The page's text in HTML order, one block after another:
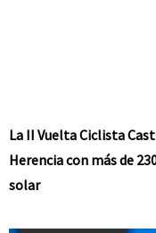
La II Vuelta Ciclista
Herencia con más de
solar